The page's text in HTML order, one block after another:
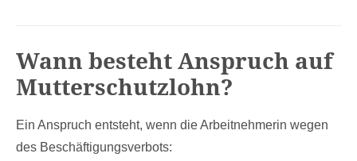
Wann besteht Anspruch auf
Mutterschutzlohn?
Ein Anspruch entsteht, wenn die Arbeitnehmerin wegen
des Beschäftigungsverbots: